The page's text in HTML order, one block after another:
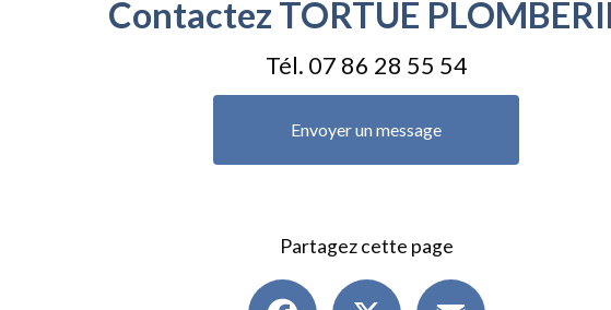
Contactez TORTUE
Tél. 07 86 28 55 54
Envoyer un message
Partagez cette page
Facebook